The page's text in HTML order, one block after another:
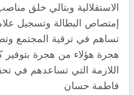
الاستقلالية وبتالي خلق
إمتصاص البطالة وتسجيل
تساهم في ترقية المجتمع
هجرة هؤلاء من هجرة بتوفير
اللازمة التي تساعدهم في
فاطمة حسان